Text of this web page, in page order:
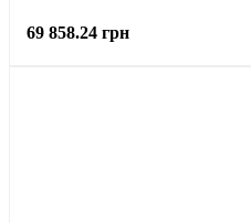
69 858.24 грн